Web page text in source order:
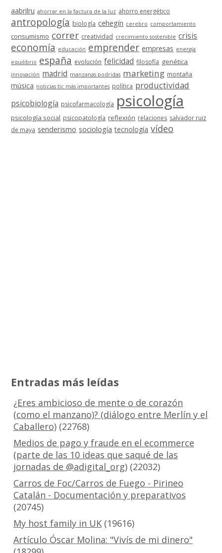
aabrilru ahorrar en la factura de la luz ahorro energético
antropología biología cehegín cerebro comportamiento
consumismo correr creatividad crecimiento sostenible crisis
economía educación emprender empresas energía
equilibrio españa evolución felicidad filosofía genética
innovación madrid manzanas podridas marketing montaña
música noticias tic más importantes política productividad
psicobiología psicofarmacología psicología
psicología social psicopatología reflexión relaciones salvador ruiz
de maya senderismo sociología tecnología vídeo
Entradas más leídas
¿Eres ambicioso de mente o de corazón
(como el manzano)? (diálogo entre Merlín y el
Caballero)(22768)
Medios de pago y fraude en el ecommerce
(parte de las 10 ideas que saqué de las
jornadas de @adigital_org)(22032)
Carros de Foc/Carros de Fuego - Pirineo
Catalán - Documentación y preparativos
(20745)
My host family in UK(19616)
Artículo Óscar Molina: "Vivís de mi dinero"